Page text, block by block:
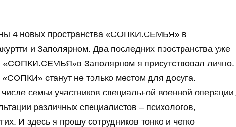
4 новых пространства «СОПКИ.СЕМЬЯ» в
и Заполярном. Два последних пространства уже
«СОПКИ.СЕМЬЯ»в Заполярном я присутствовал лично.
станут не только местом для досуга.
семьи участников специальной военной операции,
различных специалистов – психологов,
И здесь я прошу сотрудников тонко и четко